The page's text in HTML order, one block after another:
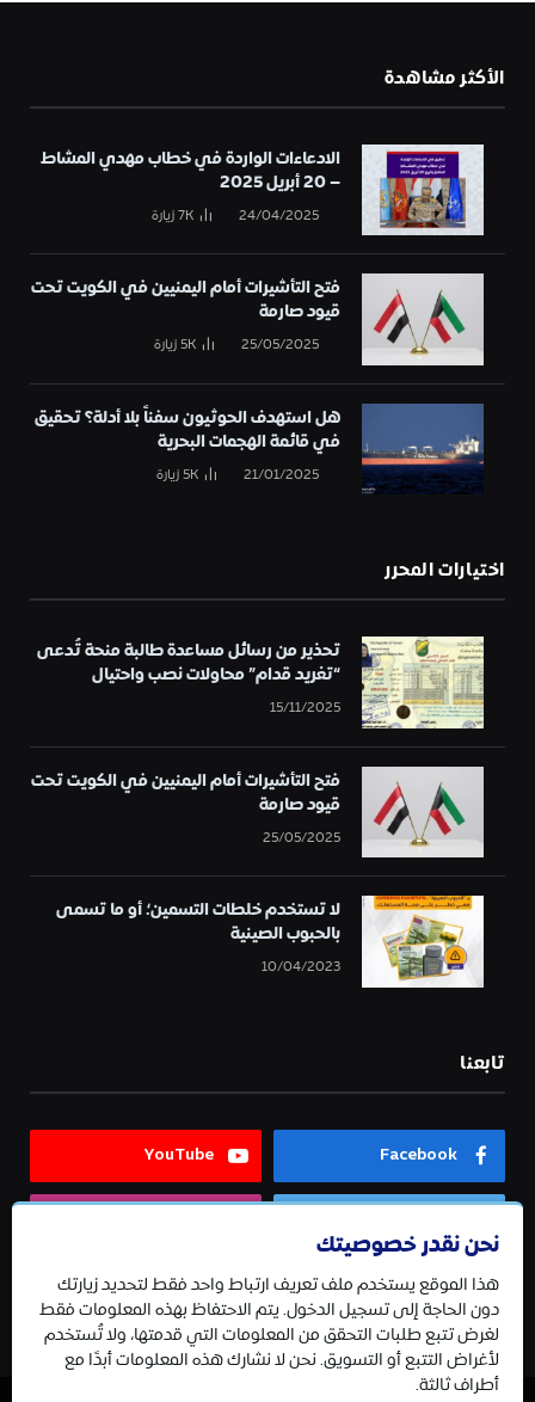
الأكثر مشاهدة
الادعاءات الواردة في خطاب مهدي المشاط
– 20 أبريل 2025
24/04/2025
7Kزيارة
فتح التأشيرات أمام اليمنيين في الكويت تحت
قيود صارمة
25/05/2025
5Kزيارة
هل استهدف الحوثيون سفناً بلا أدلة؟ تحقيق
في قائمة الهجمات البحرية
21/01/2025
5Kزيارة
اختيارات المحرر
تحذير من رسائل مساعدة طالبة منحة تُدعى
“تغريد قدام” محاولات نصب واحتيال
15/11/2025
فتح التأشيرات أمام اليمنيين في الكويت تحت
قيود صارمة
25/05/2025
لا تستخدم خلطات التسمين؛ أو ما تسمى
بالحبوب الصينية
10/04/2023
تابعنا
Facebook
YouTube
Telegram
نحن نقدر خصوصيتك
هذا الموقع يستخدم ملف تعريف ارتباط واحد فقط لتحديد زيارتك
دون الحاجة إلى تسجيل الدخول. يتم الاحتفاظ بهذه المعلومات فقط
لغرض تتبع طلبات التحقق من المعلومات التي قدمتها، ولا تُستخدم
لأغراض التتبع أو التسويق. نحن لا نشارك هذه المعلومات أبدًا مع
أطراف ثالثة.